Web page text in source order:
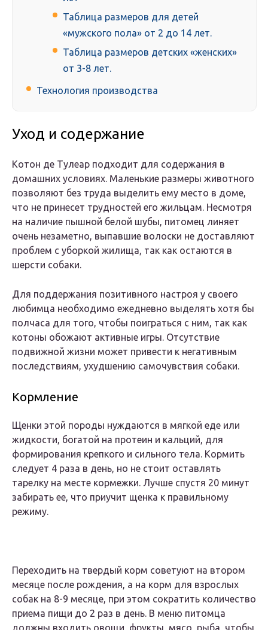
Таблица размеров для детей
«мужского пола» от 2 до 14 лет.
Таблица размеров детских «женских»
от 3-8 лет.
Технология производства
Уход и содержание
Котон де Тулеар подходит для содержания в
домашних условиях. Маленькие размеры животного
позволяют без труда выделить ему место в доме,
что не принесет трудностей его жильцам. Несмотря
на наличие пышной белой шубы, питомец линяет
очень незаметно, выпавшие волоски не доставляют
проблем с уборкой жилища, так как остаются в
шерсти собаки.
Для поддержания позитивного настроя у своего
любимца необходимо ежедневно выделять хотя бы
полчаса для того, чтобы поиграться с ним, так как
котоны обожают активные игры. Отсутствие
подвижной жизни может привести к негативным
последствиям, ухудшению самочувствия собаки.
Кормление
Щенки этой породы нуждаются в мягкой еде или
жидкости, богатой на протеин и кальций, для
формирования крепкого и сильного тела. Кормить
следует 4 раза в день, но не стоит оставлять
тарелку на месте кормежки. Лучше спустя 20 минут
забирать ее, что приучит щенка к правильному
режиму.
Переходить на твердый корм советуют на втором
месяце после рождения, а на корм для взрослых
собак на 8-9 месяце, при этом сократить количество
приема пищи до 2 раз в день. В меню питомца